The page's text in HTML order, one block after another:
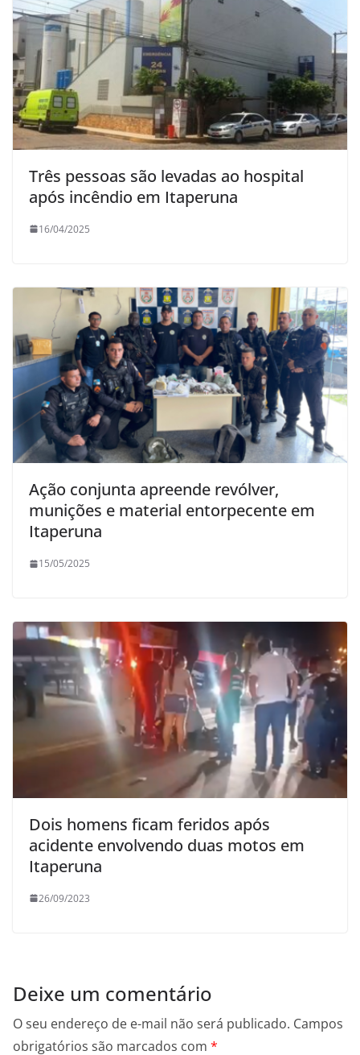
Três pessoas são levadas ao hospital
após incêndio em Itaperuna
16/04/2025
Ação conjunta apreende revólver,
munições e material entorpecente em
Itaperuna
15/05/2025
Dois homens ficam feridos após
acidente envolvendo duas motos em
Itaperuna
26/09/2023
Deixe um comentário
O seu endereço de e-mail não será publicado. Campos
obrigatórios são marcados com *